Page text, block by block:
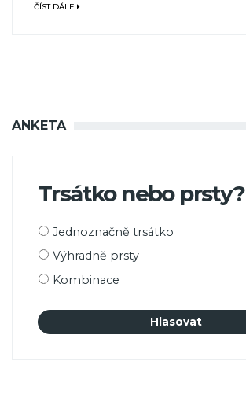
ČÍST DÁLE
ANKETA
Trsátko nebo prsty?
Možnosti
Jednoznačně trsátko
Výhradně prsty
Kombinace